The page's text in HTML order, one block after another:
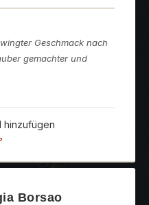
Geschmack nach
gemachter und
hinzufügen
Borsao